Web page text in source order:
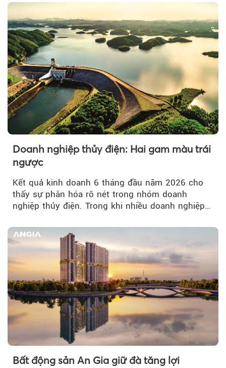
Doanh nghiệp thủy điện: Hai gam màu trái
ngược
Kết quả kinh doanh 6 tháng đầu năm 2026 cho
thấy sự phân hóa rõ nét trong nhóm doanh
nghiệp thủy điện. Trong khi nhiều doanh nghiệp
Bất động sản An Gia giữ đà tăng lợi